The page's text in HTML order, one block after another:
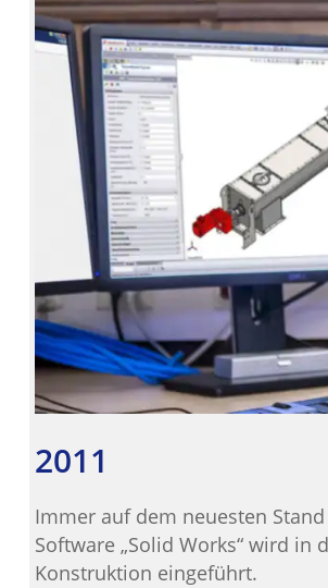
2011
Immer auf dem neuesten Stand
Software „Solid Works“ wird in
Konstruktion eingeführt.